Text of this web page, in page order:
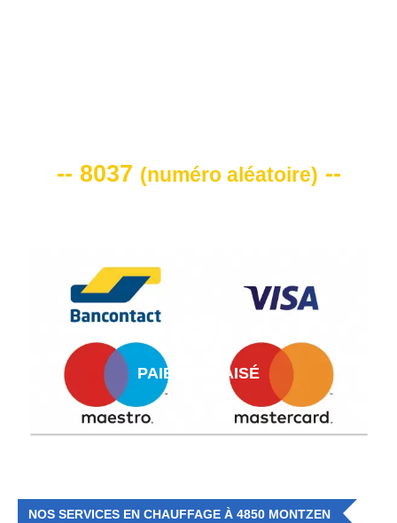
-- 8037 (numéro aléatoire) --
PAIEMENT AISÉ
NOS SERVICES EN CHAUFFAGE À 4850 MONTZEN